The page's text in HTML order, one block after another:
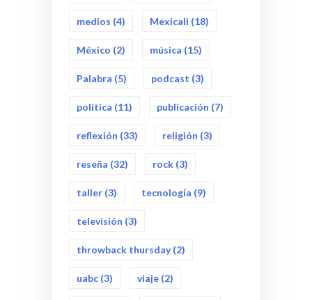
medios (4) Mexicali (18)
México (2) música (15)
Palabra (5) podcast (3)
política (11) publicación (7)
reflexión (33) religión (3)
reseña (32) rock (3)
taller (3) tecnología (9)
televisión (3)
throwback thursday(2)
uabc (3) viaje (2)